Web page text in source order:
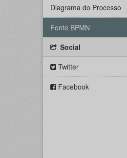
Diagrama do Processo
Fonte BPMN
Social
Twitter
Facebook